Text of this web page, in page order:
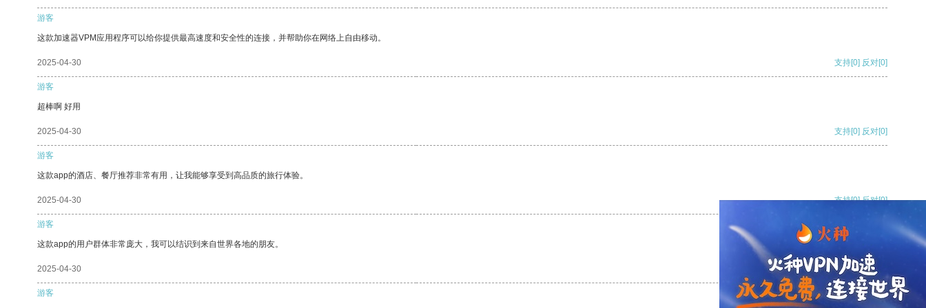
游客
这款加速器VPM应用程序可以给你提供最高速度和安全性的连接，并帮助你在网络上自由移动。
2025-04-30 支持[0] 反对[0]
游客
超棒啊 好用
2025-04-30 支持[0] 反对[0]
游客
这款app的酒店、餐厅推荐非常有用，让我能够享受到高品质的旅行体验。
2025-04-30 支持[0] 反对[0]
游客
这款app的用户群体非常庞大，我可以结识到来自世界各地的朋友。
2025-04-30 支持[0] 反对
游客